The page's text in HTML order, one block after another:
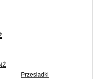
Przesiadki